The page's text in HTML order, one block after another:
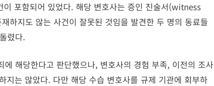
포함되어 있었다. 해당 변호사는 증인 진술서(witness
하지도 않는 사건이 잘못된 것임을 발견한 두 명의 동료들
렸다.
해당한다고 판단했으나, 변호사의 경험 부족, 이전의 조사
는 않았다. 다만 해당 수습 변호사를 규제 기관에 회부하